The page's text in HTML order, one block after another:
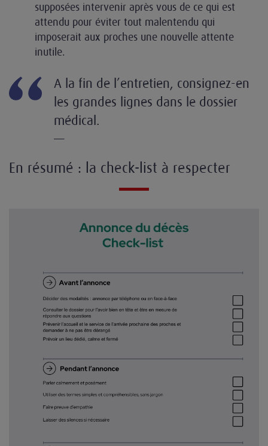
supposées intervenir après vous de ce qui est
attendu pour éviter tout malentendu qui
imposerait aux proches une nouvelle attente
inutile.
A la fin de l’entretien, consignez-en
les grandes lignes dans le dossier
médical.
—
En résumé : la check-list à respecter